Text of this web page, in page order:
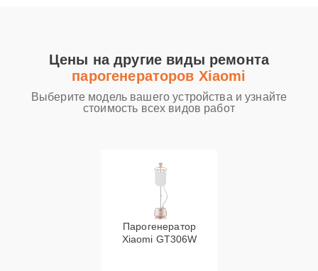
Цены на другие виды ремонта
парогенераторов Xiaomi
Выберите модель вашего устройства и узнайте
стоимость всех видов работ
Парогенератор
Xiaomi GT306W